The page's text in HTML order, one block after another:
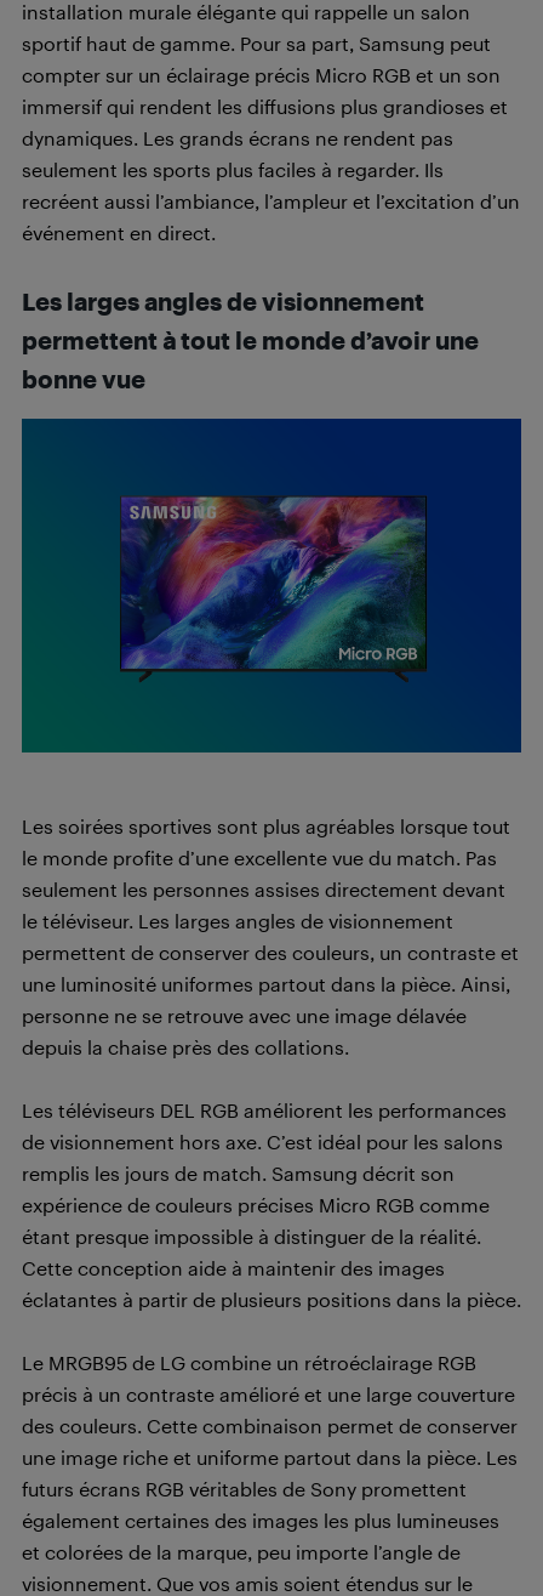
installation murale élégante qui rappelle un salon
sportif haut de gamme. Pour sa part, Samsung peut
compter sur un éclairage précis Micro RGB et un son
immersif qui rendent les diffusions plus grandioses et
dynamiques. Les grands écrans ne rendent pas
seulement les sports plus faciles à regarder. Ils
recréent aussi l’ambiance, l’ampleur et l’excitation d’un
événement en direct.
Les larges angles de visionnement
permettent à tout le monde d’avoir une
bonne vue
Les soirées sportives sont plus agréables lorsque tout
le monde profite d’une excellente vue du match. Pas
seulement les personnes assises directement devant
le téléviseur. Les larges angles de visionnement
permettent de conserver des couleurs, un contraste et
une luminosité uniformes partout dans la pièce. Ainsi,
personne ne se retrouve avec une image délavée
depuis la chaise près des collations.
Les téléviseurs DEL RGB améliorent les performances
de visionnement hors axe. C’est idéal pour les salons
remplis les jours de match. Samsung décrit son
expérience de couleurs précises Micro RGB comme
étant presque impossible à distinguer de la réalité.
Cette conception aide à maintenir des images
éclatantes à partir de plusieurs positions dans la pièce.
Le MRGB95 de LG combine un rétroéclairage RGB
précis à un contraste amélioré et une large couverture
des couleurs. Cette combinaison permet de conserver
une image riche et uniforme partout dans la pièce. Les
futurs écrans RGB véritables de Sony promettent
également certaines des images les plus lumineuses
et colorées de la marque, peu importe l’angle de
visionnement. Que vos amis soient étendus sur le